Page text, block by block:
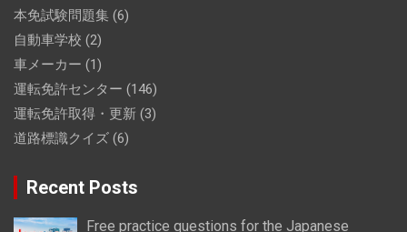
本免試験問題集 (6)
自動車学校 (2)
車メーカー (1)
運転免許センター (146)
運転免許取得・更新 (3)
道路標識クイズ (6)
Recent Posts
Free practice questions for the Japanese